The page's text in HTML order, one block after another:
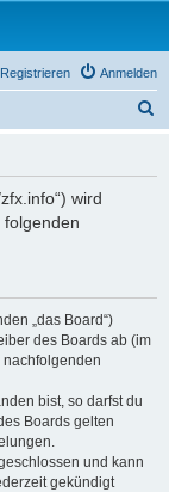
Anmelden
Registrieren
wird
„das Board“)
des Boards ab (im
nachfolgenden
bist, so darfst du
Boards gelten
und kann
gekündigt